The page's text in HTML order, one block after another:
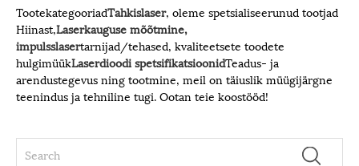
TootekategooriadTahkislaser, oleme spetsialiseerunud tootjad
Hiinast,Laserkauguse mõõtmine,
impulsslasertarnijad/tehased, kvaliteetsete toodete
hulgimüükLaserdioodi spetsifikatsioonidTeadus- ja
arendustegevus ning tootmine, meil on täiuslik müügijärgne
teenindus ja tehniline tugi. Ootan teie koostööd!